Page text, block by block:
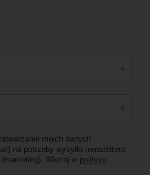
moich danych
na potrzeby wysyłki newslettera
Więcej w polityce